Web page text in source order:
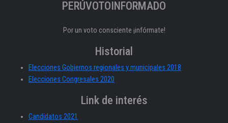
PERÚVOTOINFORMADO
Por un voto consciente ¡infórmate!
Historial
Elecciones Gobiernos regionales y municipales 2018
Elecciones Congresales 2020
Link de interés
Candidatos 2021